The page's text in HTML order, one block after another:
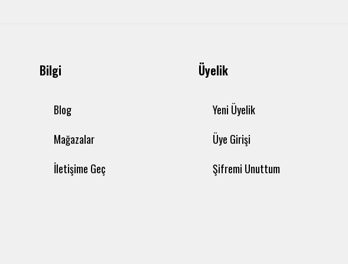
Bilgi
Blog
Mağazalar
İletişime Geç
Üyelik
Yeni Üyelik
Üye Girişi
Şifremi Unuttum